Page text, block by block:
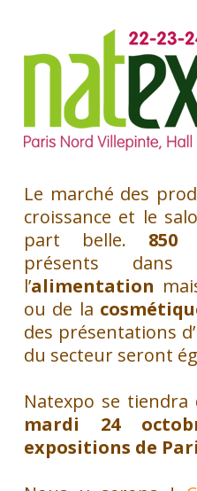
Le marché des
croissance et le
part belle. 850
présents
l’alimentation
ou de la
des présentations
du secteur seront
Natexpo se tiendra
mardi 24
expositions de